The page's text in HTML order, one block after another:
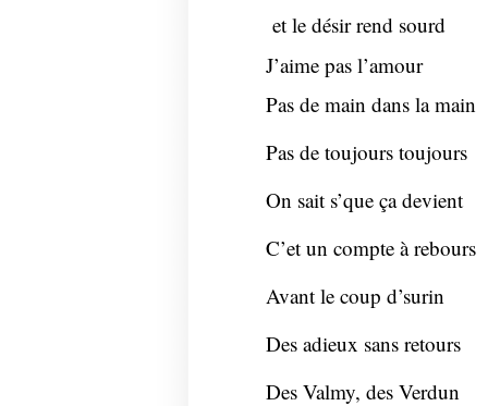
et le désir rend sourd
J’aime pas l’amour
Pas de main dans la main
Pas de toujours toujours
On sait s’que ça devient
C’et un compte à rebours
Avant le coup d’surin
Des adieux sans retours
Des Valmy, des Verdun